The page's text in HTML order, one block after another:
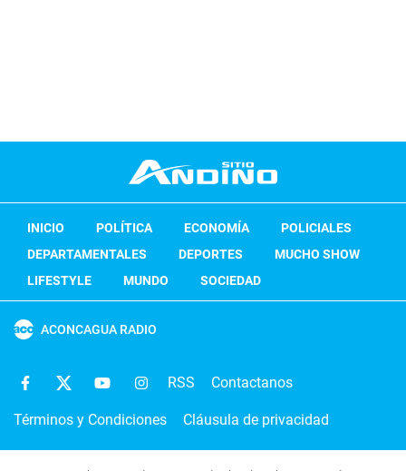
INICIO POLÍTICA ECONOMÍA
POLICIALES
DEPARTAMENTALES
DEPORTES
MUCHO SHOW
LIFESTYLE
MUNDO SOCIEDAD
ACONCAGUA RADIO
RSS Contactanos
Términos y Condiciones Cláusula de privacidad